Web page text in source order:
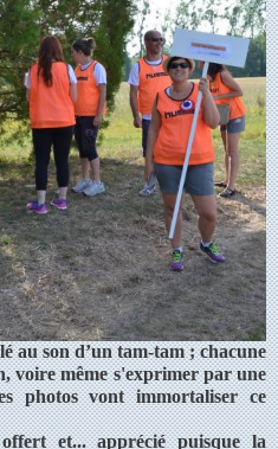
au son d’un tam-tam ; chacune
voire même s'exprimer par une
photos vont immortaliser ce
et... apprécié puisque la